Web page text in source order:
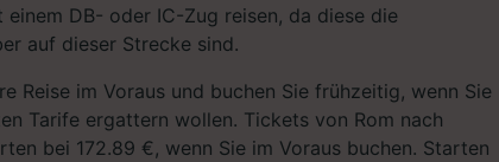
einem DB- oder IC-Zug reisen, da diese die
auf dieser Strecke sind.
Reise im Voraus und buchen Sie frühzeitig, wenn Sie
Tarife ergattern wollen. Tickets von Rom nach
bei 172.89 €, wenn Sie im Voraus buchen. Starten